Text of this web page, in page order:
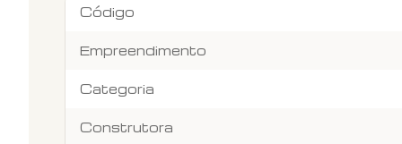
Código
Empreendimento
Categoria
Construtora